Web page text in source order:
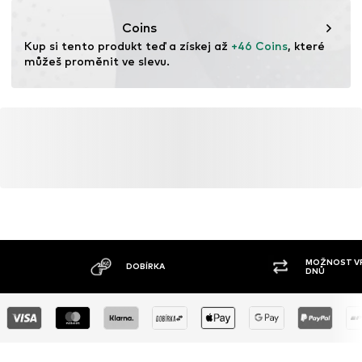
Funkce: Rychleschnoucí
Technologie: Dri-FIT
Coins
Kup si tento produkt teď a získej až +46 Coins, které
můžeš proměnit ve slevu.
DOBÍRKA
MOŽNOST
DNŮ